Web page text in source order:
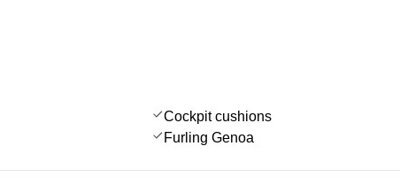
Cockpit cushions
Furling Genoa